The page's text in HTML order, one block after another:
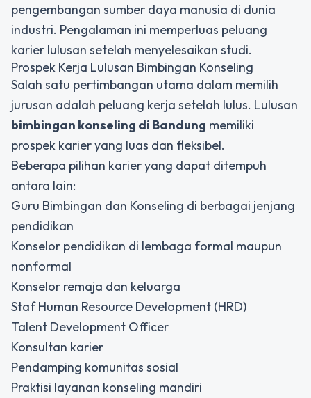
pengembangan sumber daya manusia di dunia
industri. Pengalaman ini memperluas peluang
karier lulusan setelah menyelesaikan studi.
Prospek Kerja Lulusan Bimbingan Konseling
Salah satu pertimbangan utama dalam memilih
jurusan adalah peluang kerja setelah lulus. Lulusan
bimbingan konseling di Bandung memiliki
prospek karier yang luas dan fleksibel.
Beberapa pilihan karier yang dapat ditempuh
antara lain:
Guru Bimbingan dan Konseling di berbagai jenjang
pendidikan
Konselor pendidikan di lembaga formal maupun
nonformal
Konselor remaja dan keluarga
Staf Human Resource Development (HRD)
Talent Development Officer
Konsultan karier
Pendamping komunitas sosial
Praktisi layanan konseling mandiri